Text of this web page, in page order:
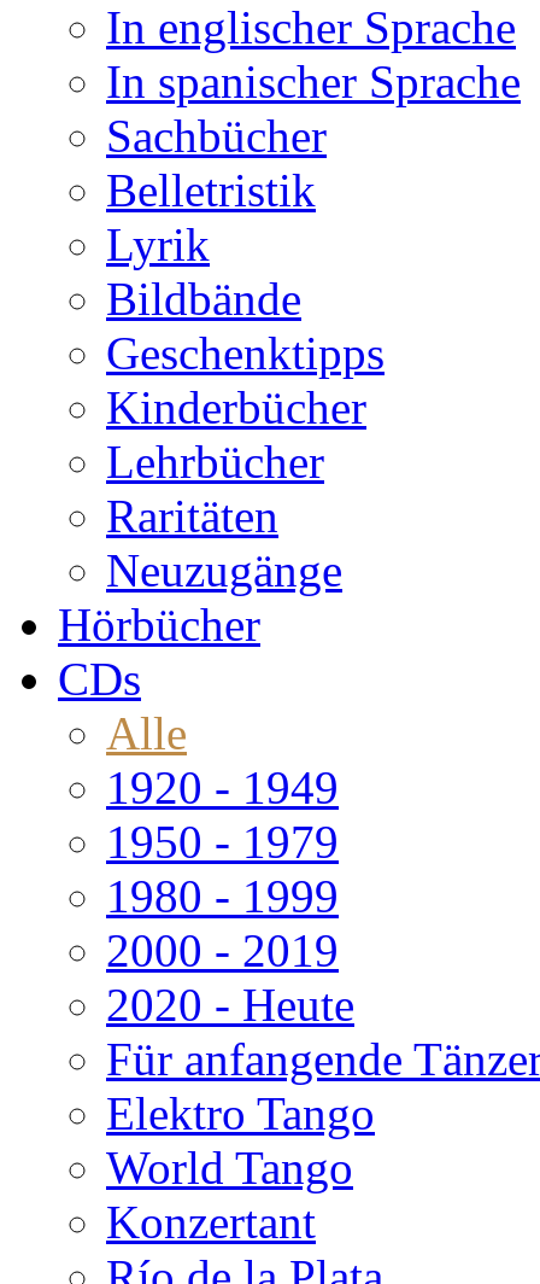
In englischer Sprache
In spanischer Sprache
Sachbücher
Belletristik
Lyrik
Bildbände
Geschenktipps
Kinderbücher
Lehrbücher
Raritäten
Neuzugänge
Hörbücher
CDs
Alle
1920 - 1949
1950 - 1979
1980 - 1999
2000 - 2019
2020 - Heute
Für anfangende
Elektro Tango
World Tango
Konzertant